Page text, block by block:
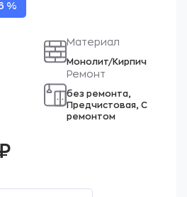
%
Материал
Монолит/Кирпич
Ремонт
без ремонта,
Предчистовая, С
ремонтом